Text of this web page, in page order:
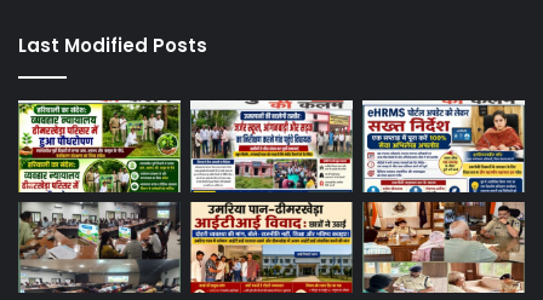
Last Modified Posts